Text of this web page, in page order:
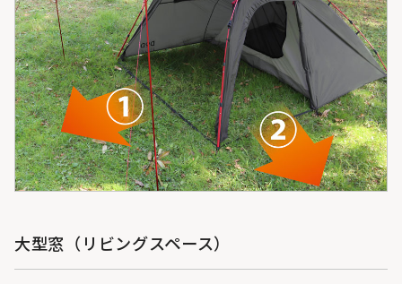
大型窓（リビングスペース）